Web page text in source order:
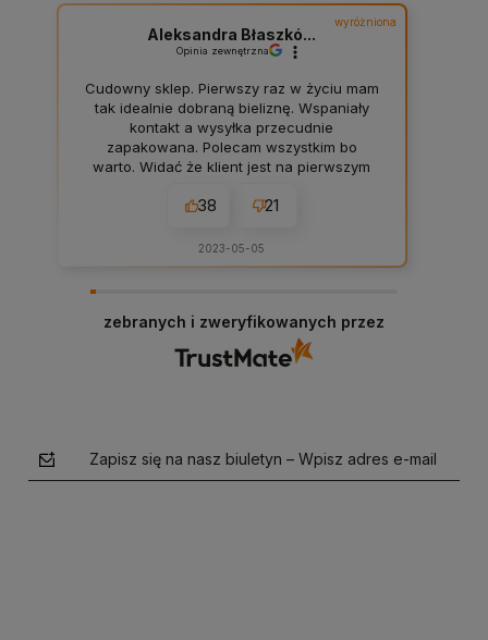
wyróżniona
Aleksandra Błaszkó...
Opinia zewnętrzna
Cudowny sklep. Pierwszy raz w życiu mam
tak idealnie dobraną bieliznę. Wspaniały
kontakt a wysyłka przecudnie
zapakowana. Polecam wszystkim bo
warto. Widać że klient jest na pierwszym
38 21
2023-05-05
zebranych i zweryfikowanych przez
Zapisz się na nasz biuletyn – Wpisz adres e-mail